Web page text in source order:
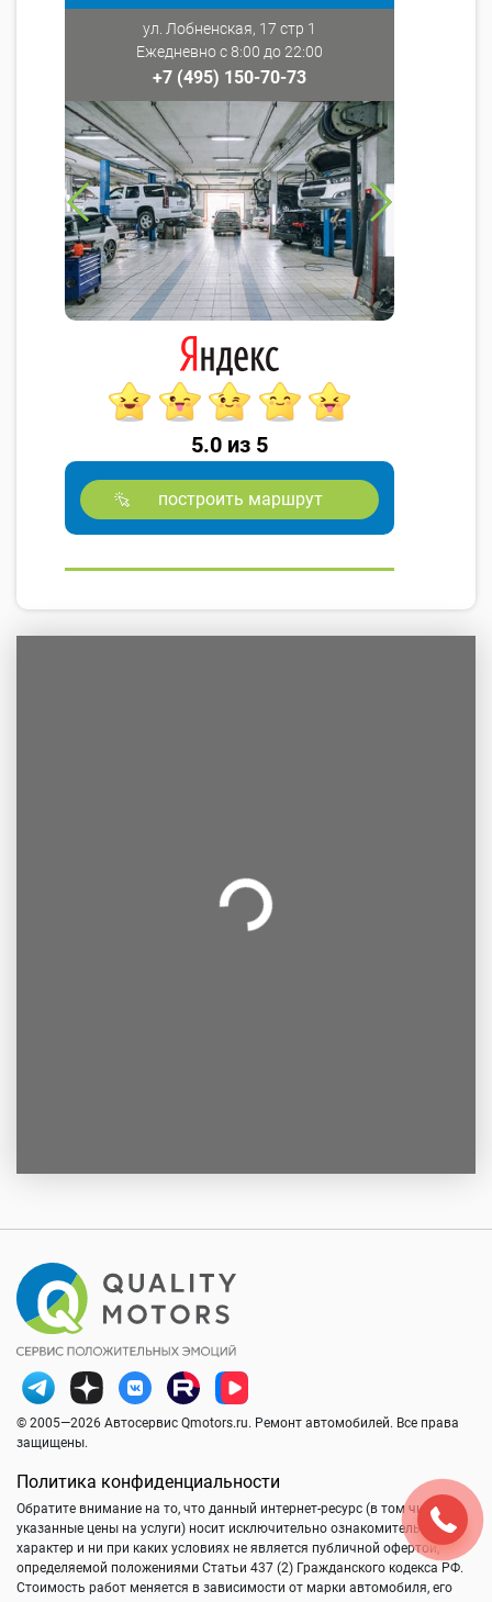
ул. Лобненская, 17 стр 1
Ежедневно с 8:00 до 22:00
+7 (495) 150-70-73
5.0 из 5
построить маршрут
© 2005—2026 Автосервис Qmotors.ru. Ремонт автомобилей. Все права
защищены.
Политика конфиденциальности
Обратите внимание на то, что данный интернет-ресурс (в том числе
указанные цены на услуги) носит исключительно ознакомительный
характер и ни при каких условиях не является публичной офертой,
определяемой положениями Статьи 437 (2) Гражданского кодекса РФ.
Стоимость работ меняется в зависимости от марки автомобиля, его